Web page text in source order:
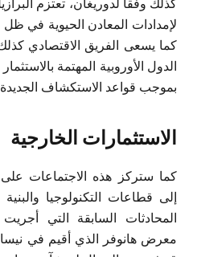
كذلك وفقاً لدوريغان، تعتزم
لإمدادات المعادن الحيوية في
كما يسعى الفريق الاقتصادي
الدول الأوروبية المهتمة
بموجب قواعد الاستكشاف
الاستثمارات الخارجية
كما ستركز هذه الاجتماعات على
إلى قطاعات التكنولوجيا
المحادثات السابقة التي
معرض هانوفر الذي أقيم في